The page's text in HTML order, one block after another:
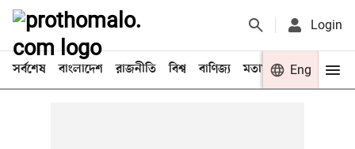
Login
সর্বশেষ বাংলাদেশ রাজনীতি বিশ্ব বাণিজ্য মতামত খেলা
Eng